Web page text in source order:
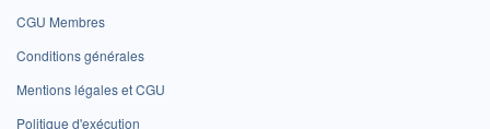
CGU Membres
Conditions générales
Mentions légales et CGU
Politique d'exécution